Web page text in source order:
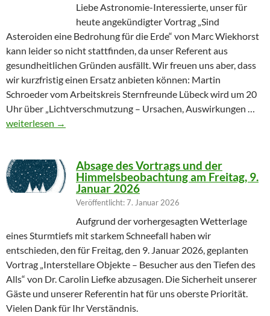
Liebe Astronomie-Interessierte, unser für
heute angekündigter Vortrag „Sind
Asteroiden eine Bedrohung für die Erde“ von Marc Wiekhorst
kann leider so nicht stattfinden, da unser Referent aus
gesundheitlichen Gründen ausfällt. Wir freuen uns aber, dass
wir kurzfristig einen Ersatz anbieten können: Martin
Schroeder vom Arbeitskreis Sternfreunde Lübeck wird um 20
Uhr über „Lichtverschmutzung – Ursachen, Auswirkungen …
Geändertes Vortragsthema 06.03.2026
weiterlesen →
Absage des Vortrags und der
Himmelsbeobachtung am Freitag, 9.
Januar 2026
Veröffentlicht: 7. Januar 2026
Aufgrund der vorhergesagten Wetterlage
eines Sturmtiefs mit starkem Schneefall haben wir
entschieden, den für Freitag, den 9. Januar 2026, geplanten
Vortrag „Interstellare Objekte – Besucher aus den Tiefen des
Alls“ von Dr. Carolin Liefke abzusagen. Die Sicherheit unserer
Gäste und unserer Referentin hat für uns oberste Priorität.
Vielen Dank für Ihr Verständnis.